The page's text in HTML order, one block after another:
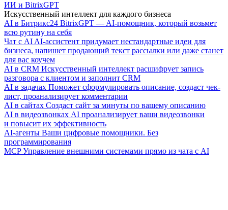
ИИ и BitrixGPT
Искусственный интеллект для каждого бизнеса
AI в Битрикс24 BitrixGPT — AI-помощник, который возьмет
всю рутину на себя
Чат с AI AI-ассистент придумает нестандартные идеи для
бизнеса, напишет продающий текст рассылки или даже станет
для вас коучем
AI в CRM Искусственный интеллект расшифрует запись
разговора с клиентом и заполнит CRM
AI в задачах Поможет сформулировать описание, создаст чек-
лист, проанализирует комментарии
AI в сайтах Создаст сайт за минуты по вашему описанию
AI в видеозвонках AI проанализирует ваши видеозвонки
и повысит их эффективность
AI-агенты Ваши цифровые помощники. Без
программирования
MCP Управление внешними системами прямо из чата с AI